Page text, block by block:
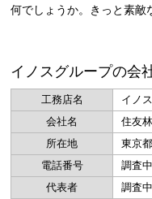
何でしょうか。きっと素敵
イノスグループの会
工務店名
イノ
会社名
住友
所在地
東京
電話番号
調査中
代表者
調査中